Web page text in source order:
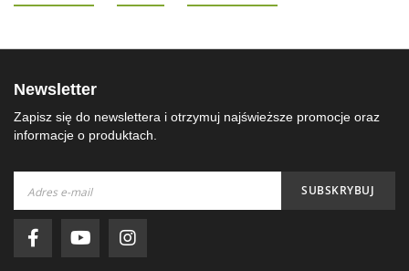
Newsletter
Zapisz się do newslettera i otrzymuj najświeższe promocje oraz
informacje o produktach.
nasz
newsletter:
SUBSKRYBUJ